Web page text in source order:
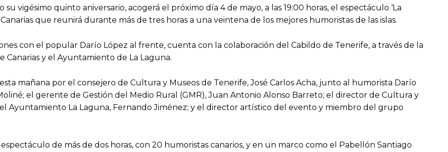
vigésimo quinto aniversario, acogerá el próximo día 4 de mayo, a las 19:00 horas, el espectáculo ‘La
que reunirá durante más de tres horas a una veintena de los mejores humoristas de las islas.
con el popular Darío López al frente, cuenta con la colaboración del Cabildo de Tenerife, a través de la
y el Ayuntamiento de La Laguna.
mañana por el consejero de Cultura y Museos de Tenerife, José Carlos Acha, junto al humorista Darío
el gerente de Gestión del Medio Rural (GMR), Juan Antonio Alonso Barreto; el director de Cultura y
Ayuntamiento La Laguna, Fernando Jiménez; y el director artístico del evento y miembro del grupo
de más de dos horas, con 20 humoristas canarios, y en un marco como el Pabellón Santiago